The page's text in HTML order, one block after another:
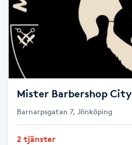
Mixfransar
N
Nagelförlängning
Nagelförlängning akryl
Nagelförlängning glasfiber
Mister Barbershop City
Barnarpsgatan 7, Jönköping
2 tjänster